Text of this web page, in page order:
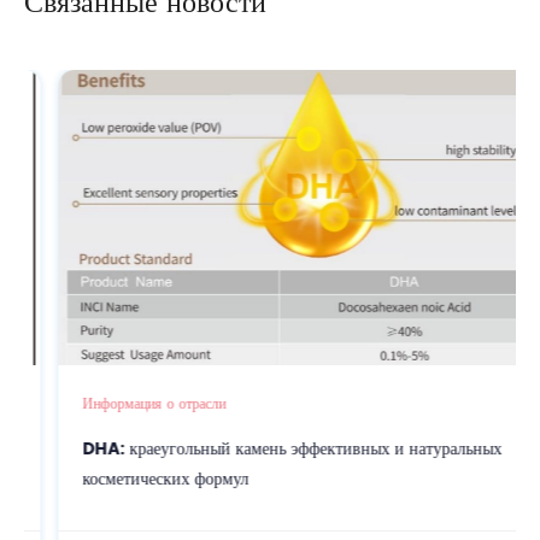
Информация о отрасли
DHA: краеугольный камень эффективных и натуральных
косметических формул